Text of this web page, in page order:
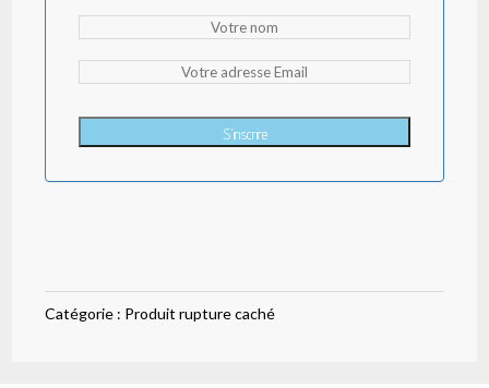
S'inscrire
Catégorie : Produit rupture caché